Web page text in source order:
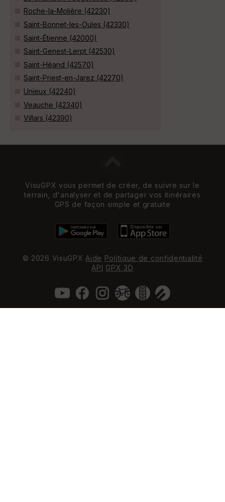
Roche-la-Molière (42230)
Saint-Bonnet-les-Oules (42330)
Saint-Étienne (42000)
Saint-Genest-Lerpt (42530)
Saint-Héand (42570)
Saint-Priest-en-Jarez (42270)
Unieux (42240)
Veauche (42340)
Villars (42390)
VisuGPX vous permet de créer, de suivre sur le
terrain, d'analyser et de partager vos itinéraires
GPS de façon simple et gratuite
© 2026 VisuGPX Aide Politique de confidentialité
API GPX 3D